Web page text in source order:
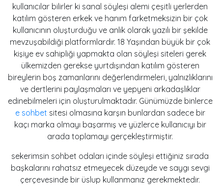
kullanıcılar bilirler ki sanal söyleşi alemi çeşitli yerlerden
katılım gösteren erkek ve hanım farketmeksizin bir çok
kullanıcının oluşturduğu ve anlık olarak yazılı bir şekilde
mevzuşabildiği platformlardır. 18 Yaşından büyük bir çok
kişiye ev sahipliği yapmakta olan söyleşi siteleri gerek
ülkemizden gerekse yurtdışından katılım gösteren
bireylerin boş zamanlarını değerlendirmeleri, yalnızlıklarını
ve dertlerini paylaşmaları ve yepyeni arkadaşlıklar
edinebilmeleri için oluşturulmaktadır. Günümüzde binlerce
e sohbet sitesi olmasına karşın bunlardan sadece bir
kaçı marka olmayı başarmış ve yüzlerce kullanıcıyı bir
arada toplamayı gerçekleştirmiştir.
sekerimsin sohbet odaları içinde söyleşi ettiğiniz sırada
başkalarını rahatsız etmeyecek düzeyde ve saygı sevgi
çerçevesinde bir üslup kullanmanız gerekmektedir.